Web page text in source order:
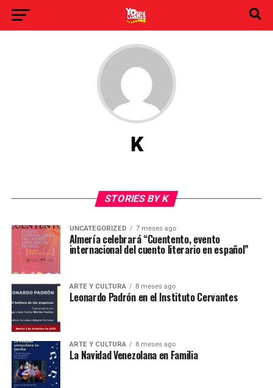
K
STORIES BY K
UNCATEGORIZED 7 meses ago
Almería celebrará “Cuentento, evento
internacional del cuento literario en español”
ARTE Y CULTURA 8 meses ago
Leonardo Padrón en el Instituto Cervantes
ARTE Y CULTURA 8 meses ago
La Navidad Venezolana en Familia